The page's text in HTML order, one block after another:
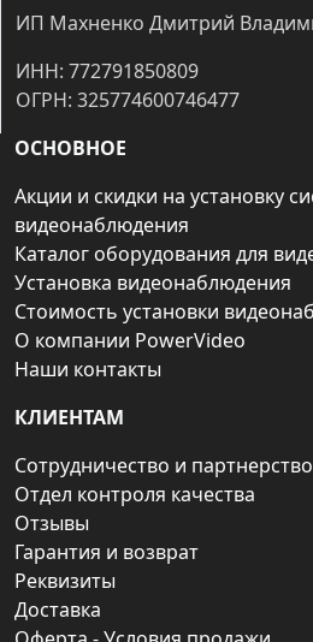
ИП Махненко Дмитрий
ИНН: 772791850809
ОГРН: 325774600746477
ОСНОВНОЕ
Акции и скидки на установку
видеонаблюдения
Каталог оборудования для
Установка видеонаблюдения
Стоимость установки
О компании PowerVideo
Наши контакты
КЛИЕНТАМ
Сотрудничество и
Отдел контроля качества
Отзывы
Гарантия и возврат
Реквизиты
Доставка